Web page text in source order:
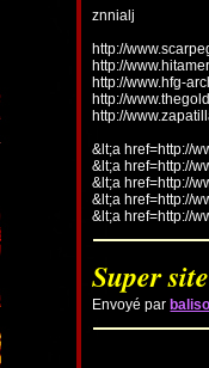
znnialj
http://
http://
http://www.hfg-
http://
http://
&lt;a href=http://
&lt;a href=http://
&lt;a href=http://
&lt;a href=http://
&lt;a href=http://
Super
Envoyé par